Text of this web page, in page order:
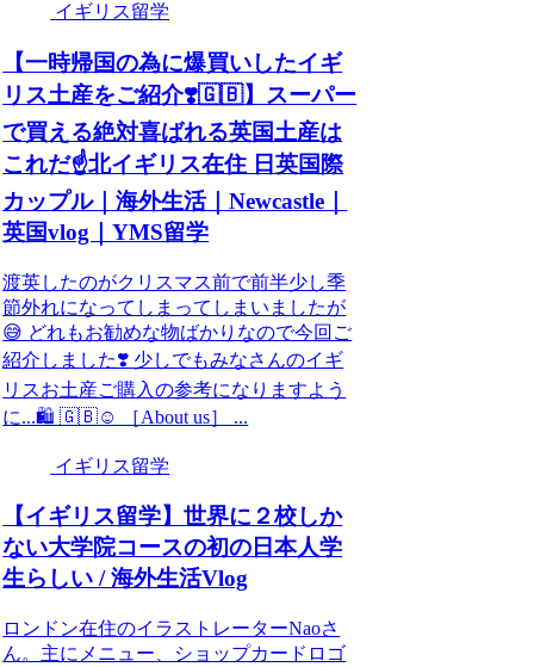
イギリス留学
【一時帰国の為に爆買いしたイギ
リス土産をご紹介❣️🇬🇧】スーパー
で買える絶対喜ばれる英国土産は
これだ☝️北イギリス在住 日英国際
カップル｜海外生活｜Newcastle｜
英国vlog｜YMS留学
渡英したのがクリスマス前で前半少し季
節外れになってしまってしまいましたが
😅 どれもお勧めな物ばかりなので今回ご
紹介しました❣️ 少しでもみなさんのイギ
リスお土産ご購入の参考になりますよう
に...🛍 🇬🇧☺️ ［About us］ ...
イギリス留学
【イギリス留学】世界に２校しか
ない大学院コースの初の日本人学
生らしい / 海外生活Vlog
ロンドン在住のイラストレーターNaoさ
ん。主にメニュー、ショップカードロゴ